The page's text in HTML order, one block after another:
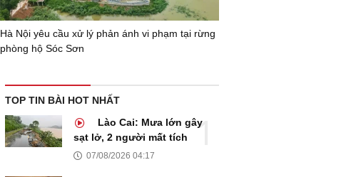
Hà Nội yêu cầu xử lý phản ánh vi phạm tại rừng
phòng hộ Sóc Sơn
TOP TIN BÀI HOT NHẤT
Lào Cai: Mưa lớn gây
sạt lở, 2 người mất tích
07/08/2026 04:17